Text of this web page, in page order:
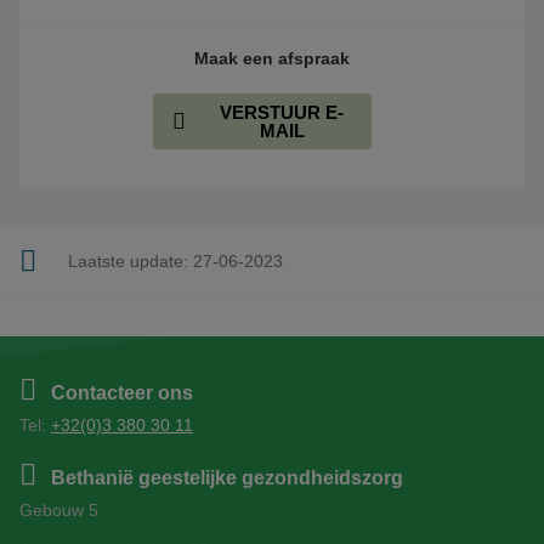
Maak een afspraak
VERSTUUR E-
MAIL
Laatste update: 27-06-2023
Contacteer ons
Tel: +32(0)3 380 30 11
Bethanië geestelijke gezondheidszorg
Gebouw 5